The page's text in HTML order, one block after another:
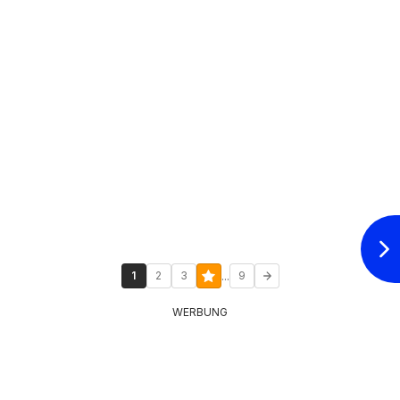
1 2 3 ... 9
WERBUNG